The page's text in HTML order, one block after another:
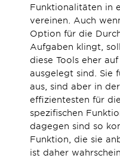
Funktionalitäten in
vereinen. Auch
Option für die
Aufgaben klingt,
diese Tools eher
ausgelegt sind. Sie
aus, sind aber in
effizientesten für
spezifischen
dagegen sind so
Funktion, die sie
ist daher